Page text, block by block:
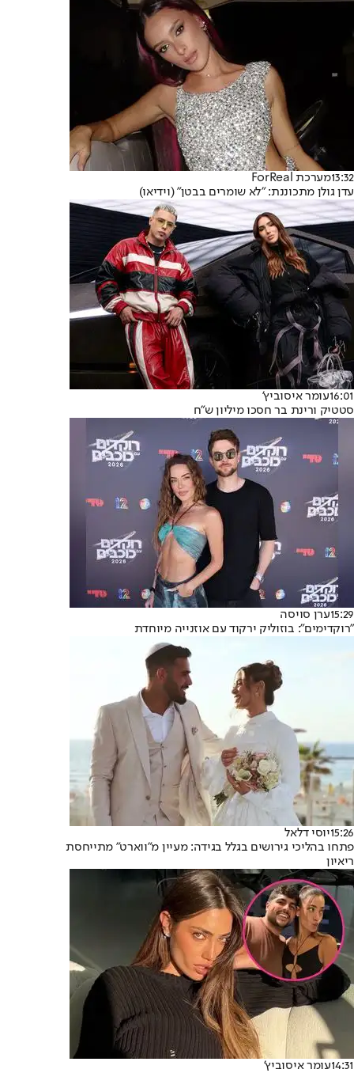
13:32מערכת ForReal
עדן גולן מתכוננת: "לא שומרים בבטן" (וידיאו)
16:01עומר איסוביץ'
סטטיק ורינת בר חסכו מיליון ש"ח
15:29ערן סויסה
"רוקדימים": בוזוליק ירקוד עם אוזנייה מיוחדת
15:26יוסי דלאל
פתחו בהליכי גירושים בגלל בגידה: מעיין מ"ווארט" מתייחסת
ריאיון
14:31עומר איסוביץ'